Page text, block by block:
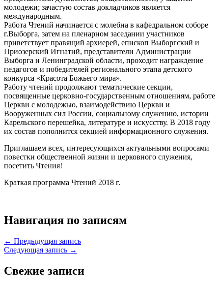
молодежи; зачастую состав докладчиков является
международным.
Работа Чтений начинается с молебна в кафедральном соборе
г.Выборга, затем на пленарном заседании участников
приветствует правящий архиерей, епископ Выборгский и
Приозерский Игнатий, представители Администрации
Выборга и Ленинградской области, проходит награждение
педагогов и победителей регионального этапа детского
конкурса «Красота Божьего мира».
Работу чтений продолжают тематические секции,
посвященные церковно-государственным отношениям, работе
Церкви с молодежью, взаимодействию Церкви и
Вооруженных сил России, социальному служению, истории
Карельского перешейка, литературе и искусству. В 2018 году
их состав пополнится секцией информационного служения.
Приглашаем всех, интересующихся актуальными вопросами
повестки общественной жизни и церковного служения,
посетить Чтения!
Краткая программа Чтений 2018 г.
Навигация по записям
← Предыдущая запись
Следующая запись →
Свежие записи